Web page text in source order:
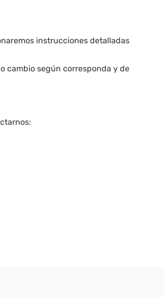
instrucciones detalladas
cambio según corresponda y de